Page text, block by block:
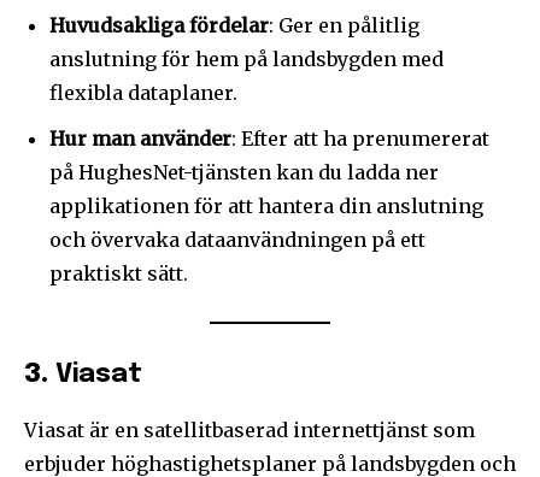
Huvudsakliga fördelar: Ger en pålitlig
anslutning för hem på landsbygden med
flexibla dataplaner.
Hur man använder: Efter att ha prenumererat
på HughesNet-tjänsten kan du ladda ner
applikationen för att hantera din anslutning
och övervaka dataanvändningen på ett
praktiskt sätt.
3. Viasat
Viasat är en satellitbaserad internettjänst som
erbjuder höghastighetsplaner på landsbygden och